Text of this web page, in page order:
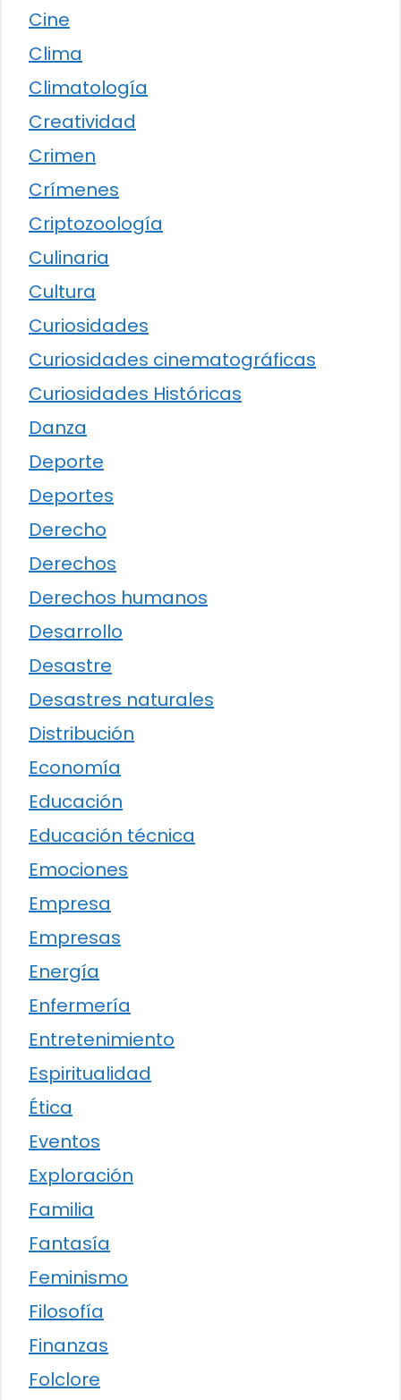
Cine
Clima
Climatología
Creatividad
Crimen
Crímenes
Criptozoología
Culinaria
Cultura
Curiosidades
Curiosidades cinematográficas
Curiosidades Históricas
Danza
Deporte
Deportes
Derecho
Derechos
Derechos humanos
Desarrollo
Desastre
Desastres naturales
Distribución
Economía
Educación
Educación técnica
Emociones
Empresa
Empresas
Energía
Enfermería
Entretenimiento
Espiritualidad
Ética
Eventos
Exploración
Familia
Fantasía
Feminismo
Filosofía
Finanzas
Folclore